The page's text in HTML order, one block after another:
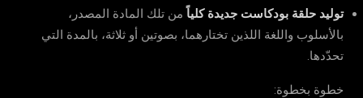
توليد حلقة بودكاست جديدة كلياً من تلك المادة المصدر،
بالأسلوب واللغة اللذين تختارهما، بصوتين أو ثلاثة، بالمدة التي
تحدّدها.
خطوة بخطوة: